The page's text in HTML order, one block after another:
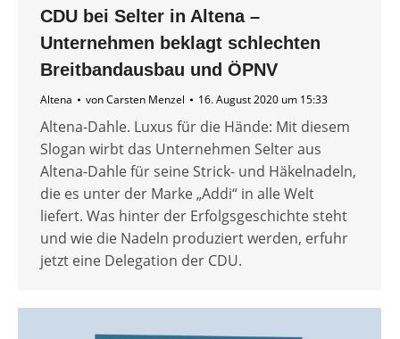
CDU bei Selter in Altena –
Unternehmen beklagt schlechten
Breitbandausbau und ÖPNV
Altena vonCarsten Menzel 16. August 2020 um 15:33
Altena-Dahle. Luxus für die Hände: Mit diesem
Slogan wirbt das Unternehmen Selter aus
Altena-Dahle für seine Strick- und Häkelnadeln,
die es unter der Marke „Addi“ in alle Welt
liefert. Was hinter der Erfolgsgeschichte steht
und wie die Nadeln produziert werden, erfuhr
jetzt eine Delegation der CDU.